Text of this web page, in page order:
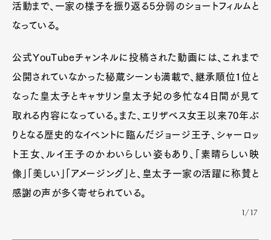
活動まで、一家の様子を振り返る5分弱のショートフィルムと
なっている。
公式YouTubeチャンネルに投稿された動画には、これまで
公開されていなかった秘蔵シーンも満載で、継承順位1位と
なった皇太子とキャサリン皇太子妃の多忙な４日間が見て
取れる内容になっている。また、エリザベス女王以来70年ぶ
りとなる歴史的なイベントに臨んだジョージ王子、シャーロッ
ト王女、ルイ王子のかわいらしい姿もあり、「素晴らしい映
像」「美しい」「アメージング」と、皇太子一家の活躍に称賛と
感謝の声が多く寄せられている。
1/17